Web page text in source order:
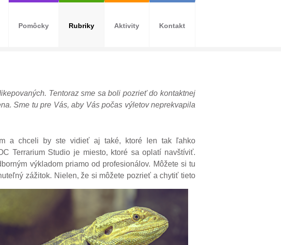
Tentoraz sme sa boli pozrieť do kontaktnej
Sme tu pre Vás, aby Vás počas výletov neprekvapila
a chceli by ste vidieť aj také, ktoré len tak ľahko
Terrarium Studio je miesto, ktoré sa oplatí navštíviť.
výkladom priamo od profesionálov. Môžete si tu
zážitok. Nielen, že si môžete pozrieť a chytiť tieto
Pomôcky Rubriky Aktivity Kontakt